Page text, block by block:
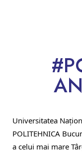
Universitatea
POLITEHNICA
a celui mai mare